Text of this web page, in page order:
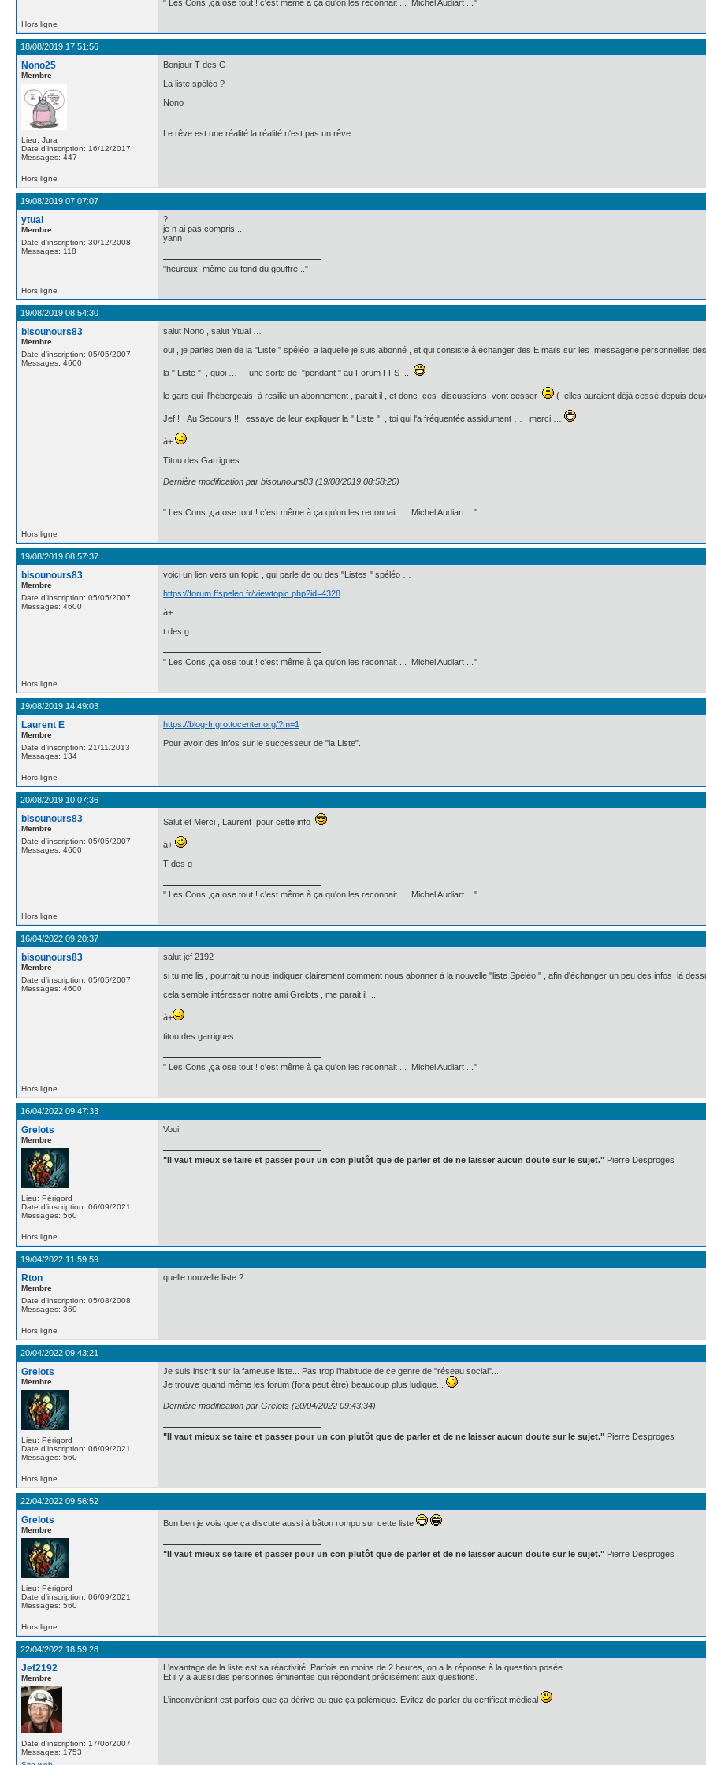
" Les Cons ,ça ose tout ! c'est même à ça qu'on les reconnait ... Michel Audiart ..."
Hors ligne
18/08/2019 17:51:56
Nono25
Membre
Lieu: Jura
Date d'inscription: 16/12/2017
Messages: 447
Bonjour T des G
La liste spéléo ?
Nono
Le rêve est une réalité la réalité n'est pas un rêve
Hors ligne
19/08/2019 07:07:07
ytual
Membre
Date d'inscription: 30/12/2008
Messages: 118
?
je n ai pas compris ...
yann
"heureux, même au fond du gouffre..."
Hors ligne
19/08/2019 08:54:30
bisounours83
Membre
Date d'inscription: 05/05/2007
Messages: 4600
salut Nono , salut Ytual …
oui , je parles bien de la "Liste " spéléo a laquelle je suis abonné , et qui consiste à échanger des E mails sur les messagerie personnelles
la " Liste " , quoi … une sorte de "pendant " au Forum FFS ...
le gars qui l'hébergeais à resilié un abonnement , parait il , et donc ces discussions vont cesser ( elles auraient déjà cessé depuis
Jef ! Au Secours !! essaye de leur expliquer la " Liste " , toi qui l'a fréquentée assidument … merci …
à+
Titou des Garrigues
Dernière modification par bisounours83 (19/08/2019 08:58:20)
" Les Cons ,ça ose tout ! c'est même à ça qu'on les reconnait ... Michel Audiart ..."
Hors ligne
19/08/2019 08:57:37
bisounours83
Membre
Date d'inscription: 05/05/2007
Messages: 4600
voici un lien vers un topic , qui parle de ou des "Listes " spéléo …
https://forum.ffspeleo.fr/viewtopic.php?id=4328
à+
t des g
" Les Cons ,ça ose tout ! c'est même à ça qu'on les reconnait ... Michel Audiart ..."
Hors ligne
19/08/2019 14:49:03
Laurent E
Membre
Date d'inscription: 21/11/2013
Messages: 134
https://blog-fr.grottocenter.org/?m=1
Pour avoir des infos sur le successeur de "la Liste".
Hors ligne
20/08/2019 10:07:36
bisounours83
Membre
Date d'inscription: 05/05/2007
Messages: 4600
Salut et Merci , Laurent pour cette info
à+
T des g
" Les Cons ,ça ose tout ! c'est même à ça qu'on les reconnait ... Michel Audiart ..."
Hors ligne
16/04/2022 09:20:37
bisounours83
Membre
Date d'inscription: 05/05/2007
Messages: 4600
salut jef 2192
si tu me lis , pourrait tu nous indiquer clairement comment nous abonner à la nouvelle "liste Spéléo " , afin d'échanger un peu des infos là
cela semble intéresser notre ami Grelots , me parait il ...
à+
titou des garrigues
" Les Cons ,ça ose tout ! c'est même à ça qu'on les reconnait ... Michel Audiart ..."
Hors ligne
16/04/2022 09:47:33
Grelots
Membre
Lieu: Périgord
Date d'inscription: 06/09/2021
Messages: 560
Voui
"Il vaut mieux se taire et passer pour un con plutôt que de parler et de ne laisser aucun doute sur le sujet." Pierre Desproges
Hors ligne
19/04/2022 11:59:59
Rton
Membre
Date d'inscription: 05/08/2008
Messages: 369
quelle nouvelle liste ?
Hors ligne
20/04/2022 09:43:21
Grelots
Membre
Lieu: Périgord
Date d'inscription: 06/09/2021
Messages: 560
Je suis inscrit sur la fameuse liste... Pas trop l'habitude de ce genre de "réseau social"...
Je trouve quand même les forum (fora peut être) beaucoup plus ludique...
Dernière modification par Grelots (20/04/2022 09:43:34)
"Il vaut mieux se taire et passer pour un con plutôt que de parler et de ne laisser aucun doute sur le sujet." Pierre Desproges
Hors ligne
22/04/2022 09:56:52
Grelots
Membre
Lieu: Périgord
Date d'inscription: 06/09/2021
Messages: 560
Bon ben je vois que ça discute aussi à bâton rompu sur cette liste
"Il vaut mieux se taire et passer pour un con plutôt que de parler et de ne laisser aucun doute sur le sujet." Pierre Desproges
Hors ligne
22/04/2022 18:59:28
Jef2192
Membre
Date d'inscription: 17/06/2007
Messages: 1753
L'avantage de la liste est sa réactivité. Parfois en moins de 2 heures, on a la réponse à la question posée.
Et il y a aussi des personnes éminentes qui répondent précisément aux questions.
L'inconvénient est parfois que ça dérive ou que ça polémique. Evitez de parler du certificat médical